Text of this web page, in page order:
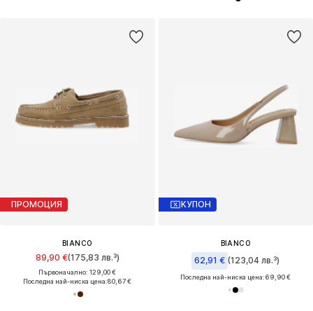
ПРОМОЦИЯ
BIANCO
89,90 €(175,83 лв.³)
Първоначално: 129,00 €
Последна най-ниска цена:80,67 €
КУПОН
BIANCO
62,91 € (123,04 лв.³)
Последна най-ниска цена:69,90 €